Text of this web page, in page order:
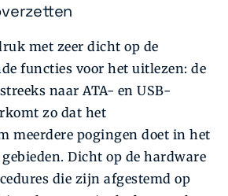
met zeer dicht op de
functies voor het uitlezen: de
naar ATA- en USB-
zo dat het
meerdere pogingen doet in het
Dicht op de hardware
die zijn afgestemd op